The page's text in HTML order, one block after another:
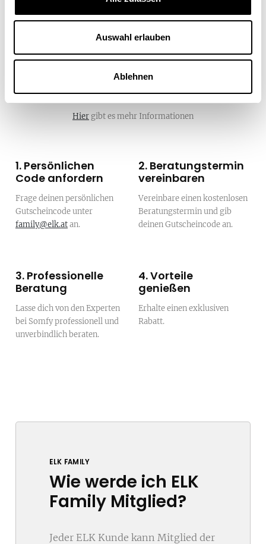
Auswahl erlauben
Ablehnen
So einfach geht's
Hier gibt es mehr Informationen
1. Persönlichen
Code anfordern
Frage deinen persönlichen
Gutscheincode unter
family@elk.atan.
2. Beratungstermin
vereinbaren
Vereinbare einen kostenlosen
Beratungstermin und gib
deinen Gutscheincode an.
3. Professionelle
Beratung
Lasse dich von den Experten
bei Somfy professionell und
unverbindlich beraten.
4. Vorteile
genießen
Erhalte einen exklusiven
Rabatt.
ELK FAMILY
Wie werde ich ELK
Family Mitglied?
Jeder ELK Kunde kann Mitglied der